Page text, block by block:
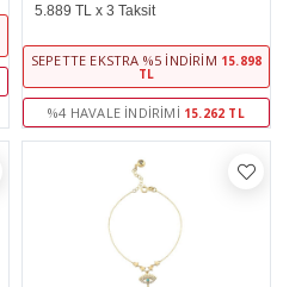
5.889 TL x 3 Taksit
SEPETTE EKSTRA %5 İNDIRIM 15.898
TL
%4 HAVALE İNDIRIMI 15.262 TL